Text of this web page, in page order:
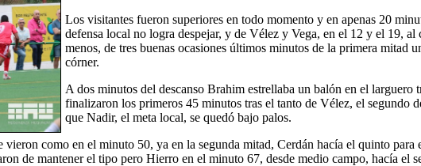
Los visitantes fueron superiores en todo momento y en apenas 20
defensa local no logra despejar, y de Vélez y Vega, en el 12 y el 19,
menos, de tres buenas ocasiones últimos minutos de la primera mitad
córner.
A dos minutos del descanso Brahim estrellaba un balón en el
finalizaron los primeros 45 minutos tras el tanto de Vélez, el segundo
que Nadir, el meta local, se quedó bajo palos.
vieron como en el minuto 50, ya en la segunda mitad, Cerdán hacía el quinto
de mantener el tipo pero Hierro en el minuto 67, desde medio campo, hacía el